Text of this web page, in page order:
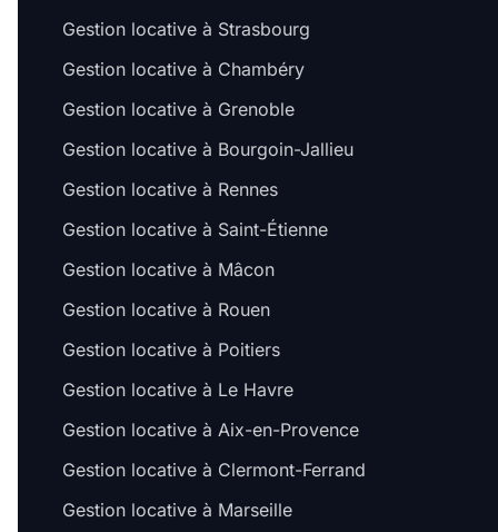
Gestion locative à Strasbourg
Gestion locative à Chambéry
Gestion locative à Grenoble
Gestion locative à Bourgoin-Jallieu
Gestion locative à Rennes
Gestion locative à Saint-Étienne
Gestion locative à Mâcon
Gestion locative à Rouen
Gestion locative à Poitiers
Gestion locative à Le Havre
Gestion locative à Aix-en-Provence
Gestion locative à Clermont-Ferrand
Gestion locative à Marseille